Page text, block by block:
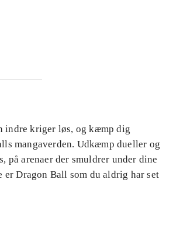
indre kriger løs, og kæmp dig
mangaverden. Udkæmp dueller og
på arenaer der smuldrer under dine
er Dragon Ball som du aldrig har set